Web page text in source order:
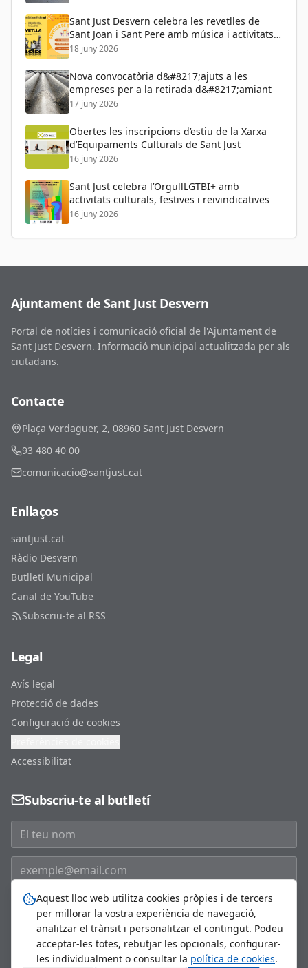
Sant Just Desvern celebra les revetlles de
Sant Joan i Sant Pere amb música i activitats
per a tots els públics
18 juny 2026
Nova convocatòria d&#8217;ajuts a les
empreses per a la retirada d&#8217;amiant
17 juny 2026
Obertes les inscripcions d’estiu de la Xarxa
d’Equipaments Culturals de Sant Just
16 juny 2026
Sant Just celebra l’OrgullLGTBI+ amb
activitats culturals, festives i reivindicatives
16 juny 2026
Ajuntament de Sant Just Desvern
Portal de notícies i comunicació oficial de l'Ajuntament de
Sant Just Desvern. Informació municipal actualitzada per als
ciutadans.
Contacte
Plaça Verdaguer, 2, 08960 Sant Just Desvern
93 480 40 00
comunicacio@santjust.cat
Enllaços
santjust.cat
Ràdio Desvern
Butlletí Municipal
Canal de YouTube
Subscriu-te al RSS
Legal
Avís legal
Protecció de dades
Configuració de cookies
Accessibilitat
Subscriu-te al butlletí
Subscriure'm
Aquest lloc web utilitza cookies pròpies i de tercers
per millorar la vostra experiència de navegació,
analitzar el trànsit i personalitzar el contingut. Podeu
acceptar-les totes, rebutjar les opcionals, configurar-
les individualment o consultar la política de cookies.